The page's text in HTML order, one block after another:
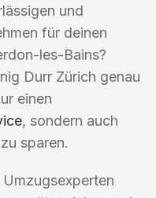
und
für deinen
les-Bains?
Durr Zürich genau
einen
, sondern auch
sparen.